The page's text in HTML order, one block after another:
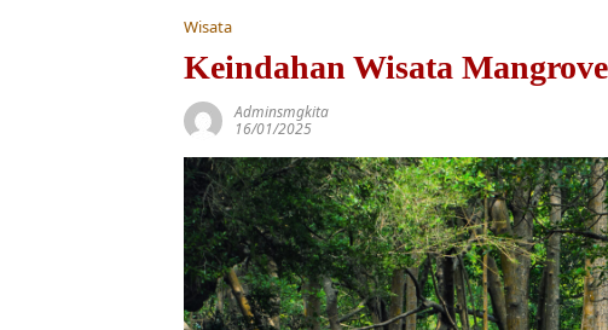
Wisata
Keindahan Wisata
Adminsmgkita
16/01/2025